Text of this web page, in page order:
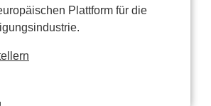
Plattform für die